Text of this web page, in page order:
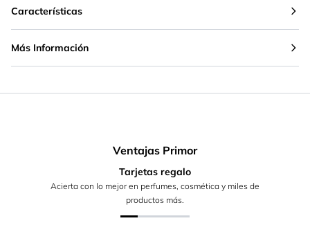
Características
Más Información
Ventajas Primor
Tarjetas regalo
Acierta con lo mejor en perfumes, cosmética y miles de
productos más.